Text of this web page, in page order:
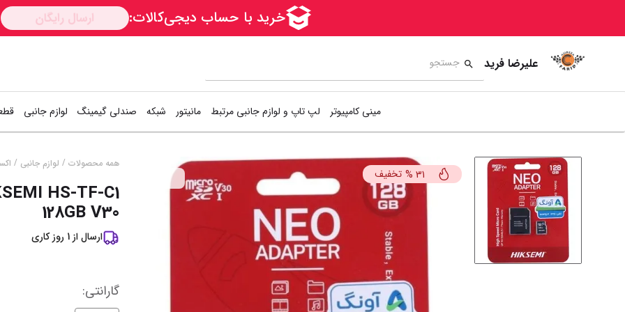
علیرضا فرید
مینی کامپیوتر لپ تاپ و لوازم جانبی مرتبط مانیتور شبکه
کارت شبکه
Access Point
نمایش همه محصولات
صندلی گیمینگ لوازم جانبی
دسته بازی
کیبورد و موس
فن کیس
ســــریع 31
% تخفیف
همه محصولات / لوازم جانبی /
HS-TF-C1
128GB V30
ارسال از 1 روز کاری
گارانتی‌: